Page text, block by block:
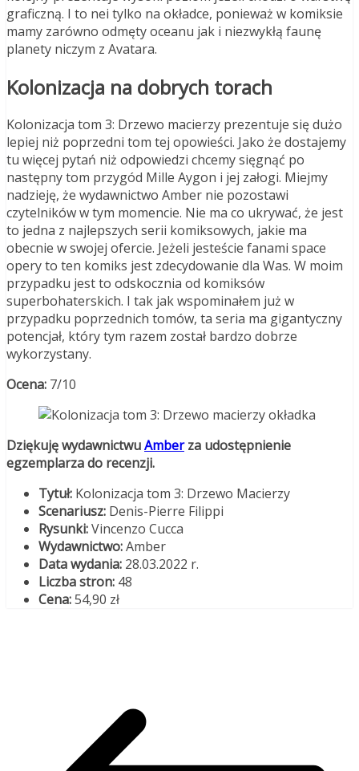
graficzną. I to nei tylko na okładce, ponieważ w komiksie
mamy zarówno odmęty oceanu jak i niezwykłą faunę
planety niczym z Avatara.
Kolonizacja na dobrych torach
Kolonizacja tom 3: Drzewo macierzy prezentuje się dużo
lepiej niż poprzedni tom tej opowieści. Jako że dostajemy
tu więcej pytań niż odpowiedzi chcemy sięgnąć po
następny tom przygód Mille Aygon i jej załogi. Miejmy
nadzieję, że wydawnictwo Amber nie pozostawi
czytelników w tym momencie. Nie ma co ukrywać, że jest
to jedna z najlepszych serii komiksowych, jakie ma
obecnie w swojej ofercie. Jeżeli jesteście fanami space
opery to ten komiks jest zdecydowanie dla Was. W moim
przypadku jest to odskocznia od komiksów
superbohaterskich. I tak jak wspominałem już w
przypadku poprzednich tomów, ta seria ma gigantyczny
potencjał, który tym razem został bardzo dobrze
wykorzystany.
Ocena: 7/10
Dziękuję wydawnictwuAmberza udostępnienie
egzemplarza do recenzji.
Tytuł: Kolonizacja tom 3: Drzewo Macierzy
Scenariusz: Denis-Pierre Filippi
Rysunki:Vincenzo Cucca
Wydawnictwo:Amber
Data wydania: 28.03.2022 r.
Liczba stron: 48
Cena:54,90 zł